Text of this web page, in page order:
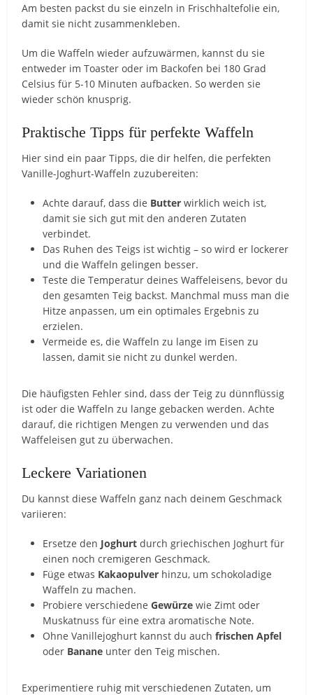
Am besten packst du sie einzeln in Frischhaltefolie ein,
damit sie nicht zusammenkleben.
Um die Waffeln wieder aufzuwärmen, kannst du sie
entweder im Toaster oder im Backofen bei 180 Grad
Celsius für 5-10 Minuten aufbacken. So werden sie
wieder schön knusprig.
Praktische Tipps für perfekte Waffeln
Hier sind ein paar Tipps, die dir helfen, die perfekten
Vanille-Joghurt-Waffeln zuzubereiten:
Achte darauf, dass die Butter wirklich weich ist,
damit sie sich gut mit den anderen Zutaten
verbindet.
Das Ruhen des Teigs ist wichtig – so wird er lockerer
und die Waffeln gelingen besser.
Teste die Temperatur deines Waffeleisens, bevor du
den gesamten Teig backst. Manchmal muss man die
Hitze anpassen, um ein optimales Ergebnis zu
erzielen.
Vermeide es, die Waffeln zu lange im Eisen zu
lassen, damit sie nicht zu dunkel werden.
Die häufigsten Fehler sind, dass der Teig zu dünnflüssig
ist oder die Waffeln zu lange gebacken werden. Achte
darauf, die richtigen Mengen zu verwenden und das
Waffeleisen gut zu überwachen.
Leckere Variationen
Du kannst diese Waffeln ganz nach deinem Geschmack
variieren:
Ersetze den Joghurt durch griechischen Joghurt für
einen noch cremigeren Geschmack.
Füge etwas Kakaopulver hinzu, um schokoladige
Waffeln zu machen.
Probiere verschiedeneGewürze wie Zimt oder
Muskatnuss für eine extra aromatische Note.
Ohne Vanillejoghurt kannst du auchfrischen Apfel
oder Banane unter den Teig mischen.
Experimentiere ruhig mit verschiedenen Zutaten, um